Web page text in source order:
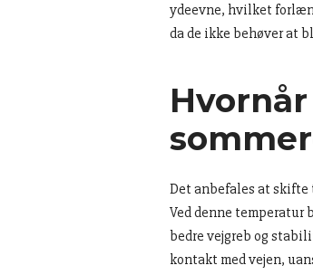
ydeevne, hvilket
da de ikke behøver at
Det anbefales at skifte
Ved denne
bedre vejgreb og
kontakt med vejen,